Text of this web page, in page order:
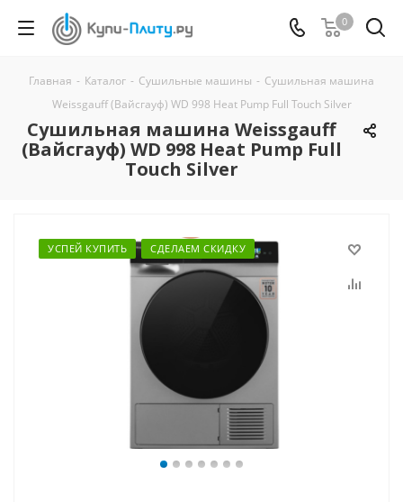
0
Главная - Каталог - Сушильные машины - Сушильная машина
Weissgauff (Вайсгауф) WD 998 Heat Pump Full Touch Silver
Сушильная машина Weissgauff
(Вайсгауф) WD 998 Heat Pump Full
Touch Silver
УСПЕЙ КУПИТЬ СДЕЛАЕМ СКИДКУ